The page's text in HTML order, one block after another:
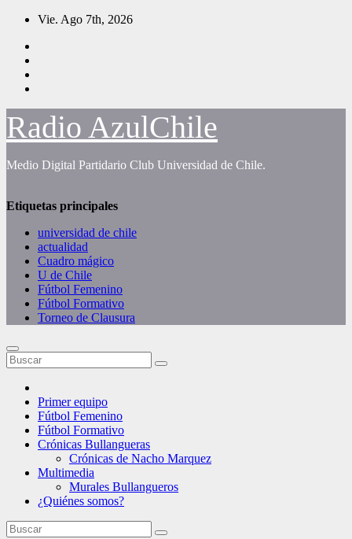
Saltar
contenido
Vie. Ago 7th, 2026
Radio AzulChile
Medio Digital Partidario Club Universidad de Chile.
Etiquetas principales
universidad de chile
actualidad
Cuadro mágico
U de Chile
Fútbol Femenino
Fútbol Formativo
Torneo de Clausura
Primer equipo
Fútbol Femenino
Fútbol Formativo
Crónicas Bullangueras
Crónicas de Nacho Marquez
Multimedia
Murales Bullangueros
¿Quiénes somos?